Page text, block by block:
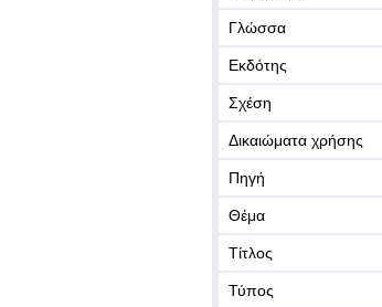
Γλώσσα
Εκδότης
Σχέση
Δικαιώματα χρήσης
Πηγή
Θέμα
Τίτλος
Τύπος